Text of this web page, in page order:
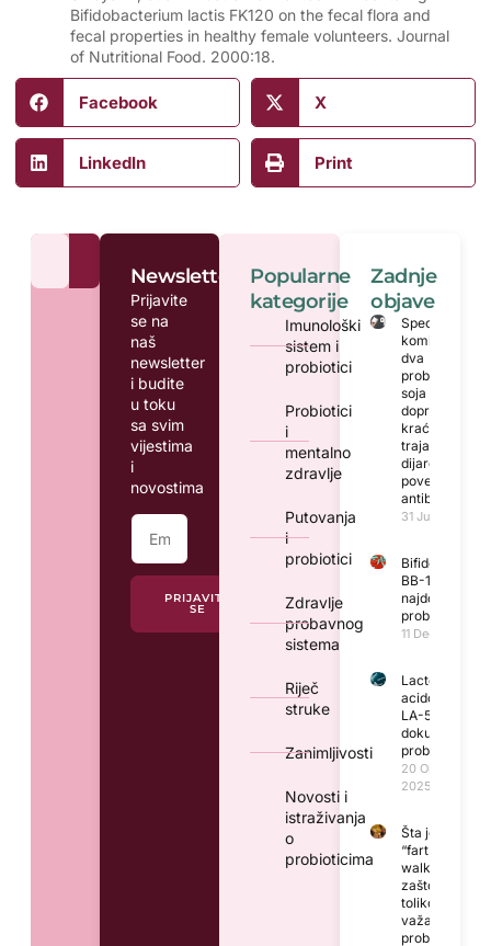
Bifidobacterium lactis FK120 on the fecal flora and
fecal properties in healthy female volunteers. Journal
of Nutritional Food. 2000:18.
Facebook X
LinkedIn Print
Newsletter
Prijavite
se na
naš
newsletter
i budite
u toku
sa svim
vijestima
i
novostima
PRIJAVITE
SE
Popularne
kategorije
Imunološki
sistem i
probiotici
Probiotici
i
mentalno
zdravlje
Putovanja
i
probiotici
Zdravlje
probavnog
sistema
Riječ
struke
Zanimljivosti
Novosti i
istraživanja
o
probioticima
Zadnje
objave
Specifična
kombinacija
dva
probiotička
soja može
doprinijeti
kraćem
trajanju
dijareje
povezane s
antibioticima
31 Jula, 2026
BB-12® –
probiotik na
11 Decembra,
Lactobacillus
acidophilus,
LA-5® – dobro
probiotički soj
20 Oktobra,
2025
Šta je
“fart
walk” i
zašto je
toliko
važan za
probavu?